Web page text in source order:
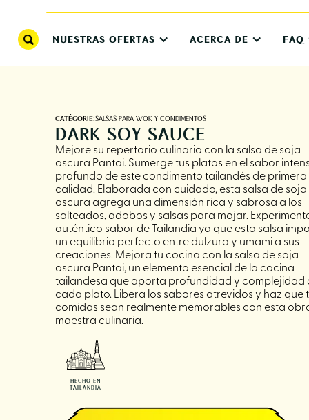
NUESTRAS OFERTAS ACERCA DE FAQ
CATÉGORIE:SALSAS PARA WOK Y CONDIMENTOS
DARK SOY SAUCE
Mejore su repertorio culinario con la salsa de soja
oscura Pantai. Sumerge tus platos en el sabor
profundo de este condimento tailandés de primera
calidad. Elaborada con cuidado, esta salsa de soja
oscura agrega una dimensión rica y sabrosa a los
salteados, adobos y salsas para mojar.
auténtico sabor de Tailandia ya que esta salsa
un equilibrio perfecto entre dulzura y umami a sus
creaciones. Mejora tu cocina con la salsa de soja
oscura Pantai, un elemento esencial de la cocina
tailandesa que aporta profundidad y complejidad
cada plato. Libera los sabores atrevidos y haz que
comidas sean realmente memorables con esta
maestra culinaria.
HECHO EN
TAILANDIA